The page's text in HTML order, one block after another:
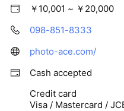
￥10,001 ~ ￥20,000
098-851-8333
photo-ace.com/
Cash accepted
Credit card
Visa / Mastercard /